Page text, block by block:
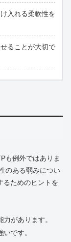
入れる柔軟性を
ることが大切で
も例外ではありま
のある弱みについ
るためのヒントを
があります。
です。